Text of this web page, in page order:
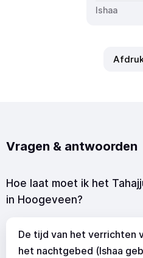
Vragen & antwoorden
Hoe laat moet ik het
in Hoogeveen?
De tijd van het verrichten
het nachtgebed (Ishaa